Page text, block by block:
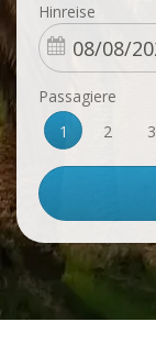
Hinreise
Passagiere
1
2 3